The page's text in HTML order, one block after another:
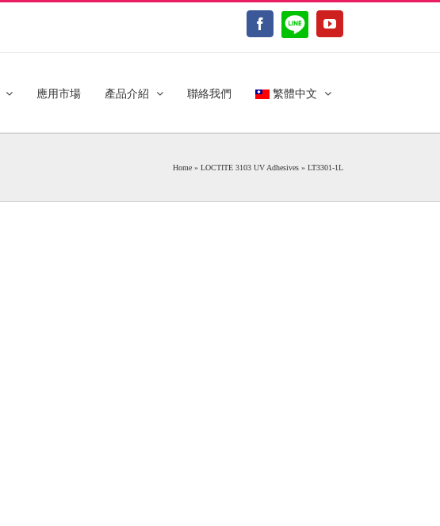
Facebook
LINE@ YouTube
應用市場 產品介紹 聯絡我們 繁體中文
Home » LOCTITE 3103 UV Adhesives » LT3301-1L